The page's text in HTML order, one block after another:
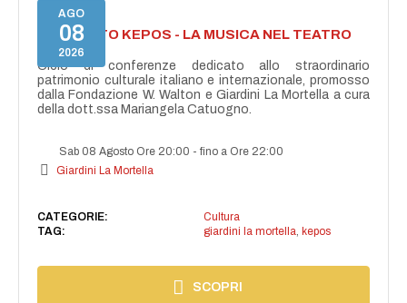
AGO
08
2026
PROGETTO KEPOS - LA MUSICA NEL TEATRO
GRECO
Ciclo di conferenze dedicato allo straordinario
patrimonio culturale italiano e internazionale, promosso
dalla Fondazione W. Walton e Giardini La Mortella a cura
della dott.ssa Mariangela Catuogno.
Sab 08 Agosto Ore 20:00 -fino a Ore 22:00
Giardini La Mortella
CATEGORIE:
Cultura
TAG:
giardini la mortella kepos
SCOPRI